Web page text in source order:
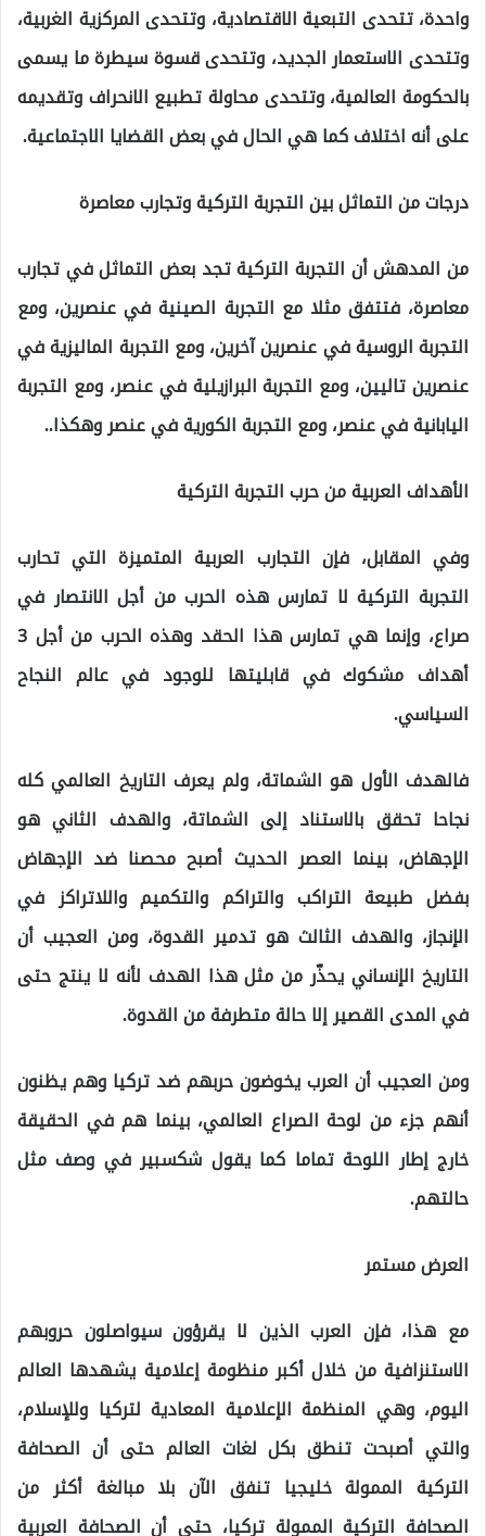
واحدة، تتحدى التبعية الاقتصادية، وتتحدى المركزية الغربية،
وتتحدى الاستعمار الجديد، وتتحدى قسوة سيطرة ما يسمى
بالحكومة العالمية، وتتحدى محاولة تطبيع الانحراف وتقديمه
على أنه اختلاف كما هي الحال في بعض القضايا الاجتماعية.
درجات من التماثل بين التجربة التركية وتجارب معاصرة
من المدهش أن التجربة التركية تجد بعض التماثل في تجارب
معاصرة، فتتفق مثلا مع التجربة الصينية في عنصرين، ومع
التجربة الروسية في عنصرين آخرين، ومع التجربة الماليزية في
عنصرين تاليين، ومع التجربة البرازيلية في عنصر، ومع التجربة
اليابانية في عنصر، ومع التجربة الكورية في عنصر وهكذا..
الأهداف العربية من حرب التجربة التركية
وفي المقابل، فإن التجارب العربية المتميزة التي تحارب
التجربة التركية لا تمارس هذه الحرب من أجل الانتصار في
صراع، وإنما هي تمارس هذا الحقد وهذه الحرب من أجل 3
أهداف مشكوك في قابليتها للوجود في عالم النجاح
السياسي.
فالهدف الأول هو الشماتة، ولم يعرف التاريخ العالمي كله
نجاحا تحقق بالاستناد إلى الشماتة، والهدف الثاني هو
الإجهاض، بينما العصر الحديث أصبح محصنا ضد الإجهاض
بفضل طبيعة التراكب والتراكم والتكميم واللاتراكز في
الإنجاز، والهدف الثالث هو تدمير القدوة، ومن العجيب أن
التاريخ الإنساني يحذّر من مثل هذا الهدف لأنه لا ينتج حتى
في المدى القصير إلا حالة متطرفة من القدوة.
ومن العجيب أن العرب يخوضون حربهم ضد تركيا وهم يظنون
أنهم جزء من لوحة الصراع العالمي، بينما هم في الحقيقة
خارج إطار اللوحة تماما كما يقول شكسبير في وصف مثل
حالتهم.
العرض مستمر
مع هذا، فإن العرب الذين لا يقرؤون سيواصلون حروبهم
الاستنزافية من خلال أكبر منظومة إعلامية يشهدها العالم
اليوم، وهي المنظمة الإعلامية المعادية لتركيا وللإسلام،
والتي أصبحت تنطق بكل لغات العالم حتى أن الصحافة
التركية الممولة خليجيا تنفق الآن بلا مبالغة أكثر من
الصحافة التركية الممولة تركيا، حتى أن الصحافة العربية